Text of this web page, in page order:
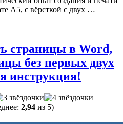
А5, с вёрсткой с двух …
страницы в Word,
без первых двух
инструкция!
2,94 из 5)